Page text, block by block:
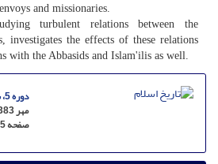
and missionaries.
turbulent relations between the
investigates the effects of these relations
with the Abbasids and Islam'ilis as well.
دوره 5، شماره 3 - پاییز - مسلسل 19
مهر 1383
صفحه